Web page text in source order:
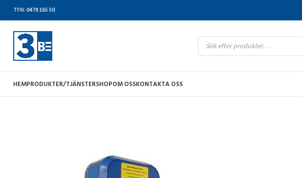
TFN: 0479 165 50
HEMPRODUKTER/TJÄNSTERSHOPOM OSSKONTAKTA OSS